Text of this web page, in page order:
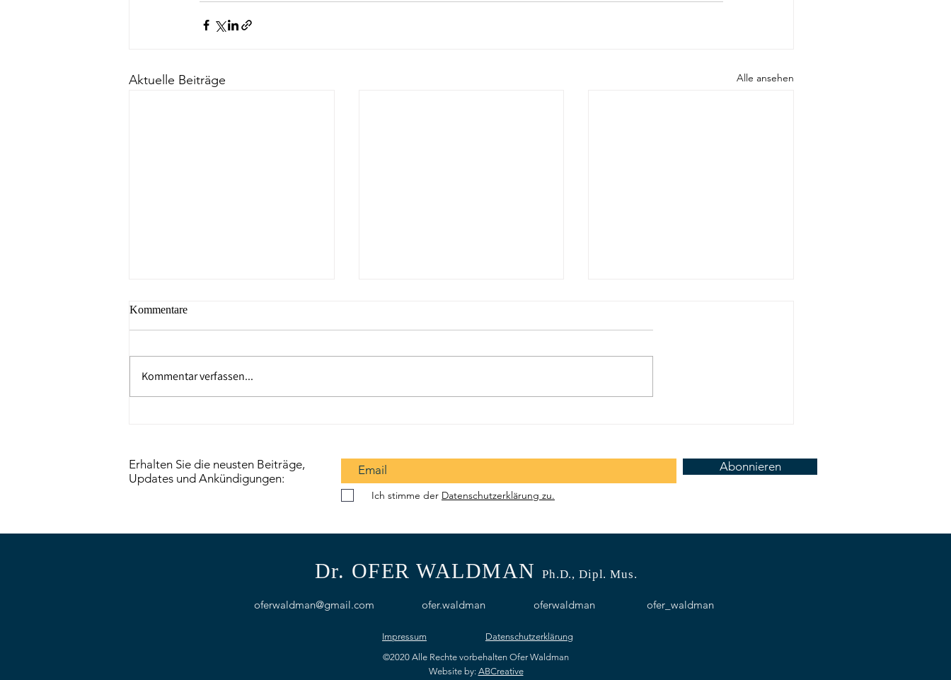
Aktuelle Beiträge Alle ansehen
Kommentare
Kommentar verfassen...
Erhalten Sie die neusten Beiträge,
Updates und Ankündigungen:
Ich stimme der Datenschutzerklärung zu.
Abonnieren
Dr. OFER WALDMANPh.D., Dipl. Mus.
oferwaldman@gmail.com ofer.waldman oferwaldman ofer_waldman
Impressum
Datenschutzerklärung
©2020 Alle Rechte vorbehalten Ofer Waldman
Website by: ABCreative